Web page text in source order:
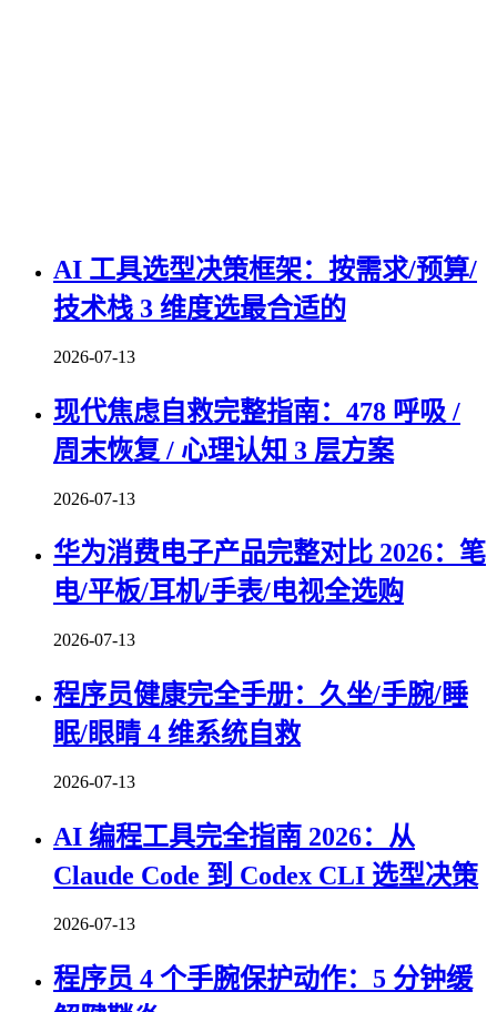
AI 工具选型决策框架：按需求/预算/
技术栈 3 维度选最合适的
2026-07-13
现代焦虑自救完整指南：478 呼吸 /
周末恢复 / 心理认知 3 层方案
2026-07-13
华为消费电子产品完整对比 2026：笔
电/平板/耳机/手表/电视全选购
2026-07-13
程序员健康完全手册：久坐/手腕/睡
眠/眼睛 4 维系统自救
2026-07-13
AI 编程工具完全指南 2026：从
Claude Code 到 Codex CLI 选型决策
2026-07-13
程序员 4 个手腕保护动作：5 分钟缓